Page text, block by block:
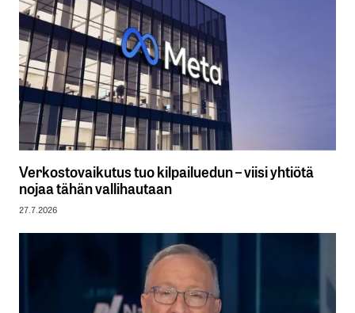
Verkostovaikutus tuo kilpailuedun – viisi yhtiötä
nojaa tähän vallihautaan
27.7.2026